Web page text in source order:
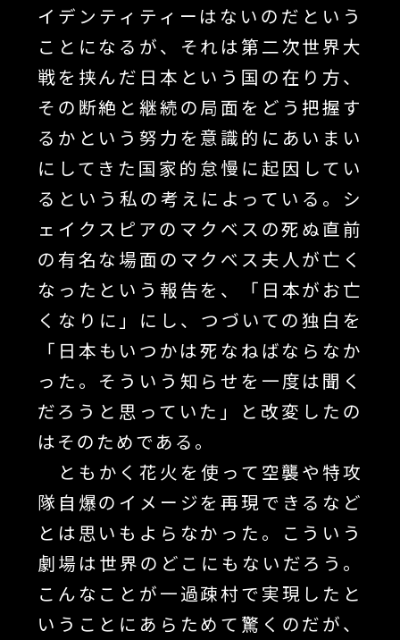
イデンティティーはないのだという
ことになるが、それは第二次世界大
戦を挟んだ日本という国の在り方、
その断絶と継続の局面をどう把握す
るかという努力を意識的にあいまい
にしてきた国家的怠慢に起因してい
るという私の考えによっている。シ
ェイクスピアのマクベスの死ぬ直前
の有名な場面のマクべス夫人が亡く
なったという報告を、「日本がお亡
くなりに」にし、つづいての独白を
「日本もいつかは死なねばならなか
った。そういう知らせを一度は聞く
だろうと思っていた」と改変したの
はそのためである。
ともかく花火を使って空襲や特攻
隊自爆のイメージを再現できるなど
とは思いもよらなかった。こういう
劇場は世界のどこにもないだろう。
こんなことが一過疎村で実現したと
いうことにあらためて驚くのだが、